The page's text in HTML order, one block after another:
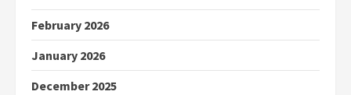
February 2026
January 2026
December 2025